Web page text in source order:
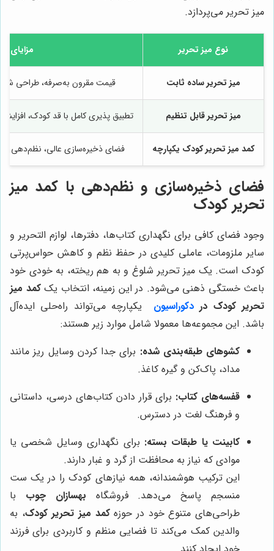
میز تحریر می‌پردازد.
نوع میز تحریر مزایای
میز تحریر ساده ثابت قیمت مقرون به‌صرفه، طراحی
میز تحریر قابل تنظیم تطبیق پذیری کامل با قد کودک،
کمد میز تحریر کودک یکپارچه فضای ذخیره‌سازی عالی، نظم‌دهی
فضای ذخیره‌سازی و نظم‌دهی با کمد میز
تحریر کودک
وجود فضای کافی برای نگهداری کتاب‌ها، دفترها، لوازم التحریر و
سایر ملزومات، عاملی کلیدی در حفظ نظم و کاهش حواس‌پرتی
کودک است. یک میز تحریر شلوغ و به هم ریخته، به خودی خود
باعث خستگی ذهنی می‌شود. در این زمینه، انتخاب یک کمد میز
تحریر کودک دردکوراسیون
یکپارچه می‌تواند راه‌حلی ایده‌آل
باشد. این مجموعه‌ها معمولا شامل موارد زیر هستند:
کشوهای طبقه‌بندی شده: برای جدا کردن وسایل ریز مانند
مداد، پاک‌کن و گیره کاغذ.
قفسه‌های کتاب: برای قرار دادن کتاب‌های درسی، داستانی
و فرهنگ لغت در دسترس.
کابینت یا طبقات بسته: برای نگهداری وسایل شخصی یا
موادی که نیاز به محافظت از گرد و غبار دارند.
این ترکیب هوشمندانه، همه نیازهای کودک را در یک ست
منسجم پاسخ می‌دهد. فروشگاه
بهسازان چوب
با
طراحی‌های متنوع خود در حوزه کمد میز تحریر کودک، به
والدین کمک می‌کند تا فضایی منظم و کاربردی برای فرزند